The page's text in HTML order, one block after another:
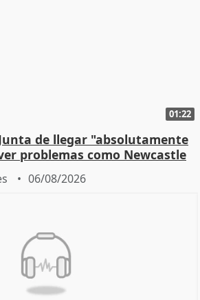
01:22
de llegar "absolutamente
problemas como Newcastle
06/08/2026